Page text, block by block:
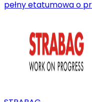
pełny etatumowa o